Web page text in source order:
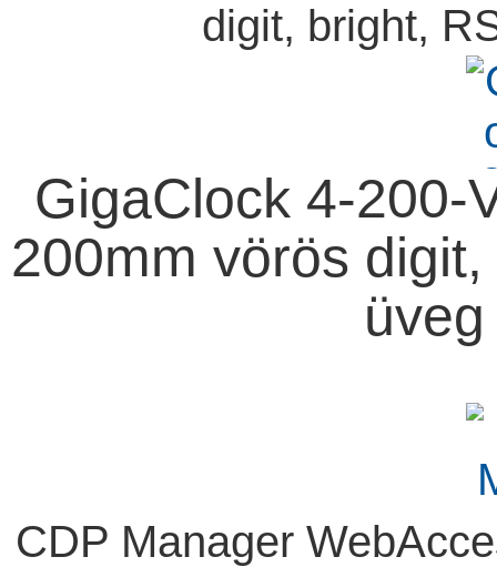
digit, bright,
GigaClock 4-200-
200mm vörös
CDP Manager